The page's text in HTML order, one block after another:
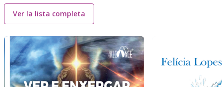
Ver la lista completa